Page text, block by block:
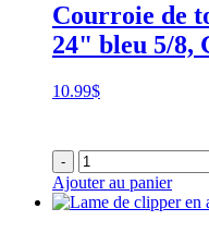
Courroie de
24" bleu 5/8,
10.99$
-
Ajouter au panier